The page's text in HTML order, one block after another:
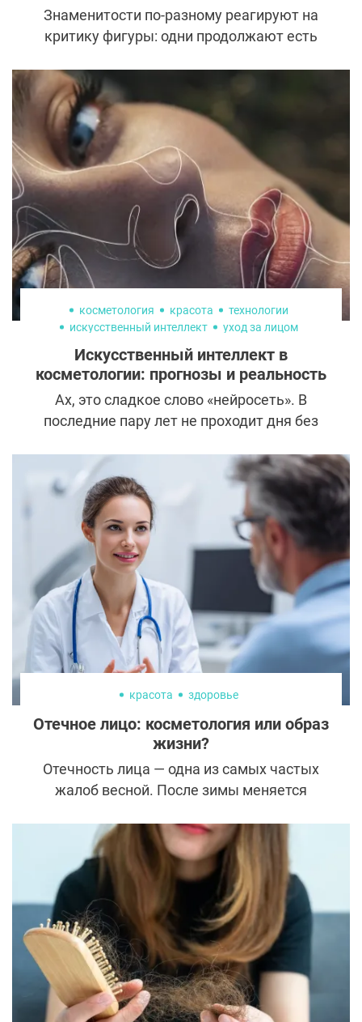
Знаменитости по-разному реагируют на
критику фигуры: одни продолжают есть
килограммах, другие садятся на
рискованные диеты и живут в спортзале. К
сожалению, и то и другое – крайности,
приводящие к серьезным проблемам со
здоровьем. Кто из звезд стал жертвой
анорексии из-за того, что не сказал
вовремя «Стоп»?
косметология красота
технологии
искусственный интеллект
уход за лицом
Искусственный интеллект в
косметологии: прогнозы и реальность
Ах, это сладкое слово «нейросеть». В
последние пару лет не проходит дня без
Алгоритмы-роботы генерируют картинки,
снимают видео, пишут музыку — скорее
сложно сказать, чего они не умеют.
Нейросети уже навсегда изменили мир,
индустрия красоты — не исключение.
Разбираемся, как именно они повлияют на
косметологию.
красота здоровье
Отечное лицо: косметология или образ
жизни?
Отечность лица — одна из самых частых
жалоб весной. После зимы меняется
рацион становится менее
сбалансированным. В результате многие
замечают размытый овал лица,
припухлость под глазами и ощущение
«тяжелого» лица по утрам. С медицинской
точки зрения, отек является накоплением
межтканевой жидкости. В области лица он
становится заметным быстрее из-за
особенностей анатомии и рыхлой